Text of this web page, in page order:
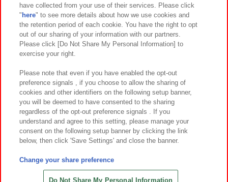
関連会社 サステナビリティ サイトポリシー
プライバシーポリシー ウェブアクセシビリティ方針と検証結果
お取引先さまとともに
カスタマーハラスメント対応方針 よくあるご質問・お問い合わせ
©Bandai Namco Amusement Inc.
©Bandai Namco Amusement Lab Inc.
©HANAYASHIKI Co., Ltd. All Rights Reserved.
have collected from your use of their services. Please click
" here" to see more details about how we use cookies and
the retention period of each cookie. You have the right to opt
out of our sharing of your information with our partners.
Please click [Do Not Share My Personal Information] to
exercise your right.
Please note that even if you have enabled the opt-out
preference signals , if you choose to allow the sharing of
cookies and other identifiers on the following setup banner,
you will be deemed to have consented to the sharing
regardless of the opt-out preference signals . If you
understand and agree to this setting, please manage your
consent on the following setup banner by clicking the link
below, then click 'Save Settings' and close the banner.
Change your share preference
Do Not Share My Personal Information